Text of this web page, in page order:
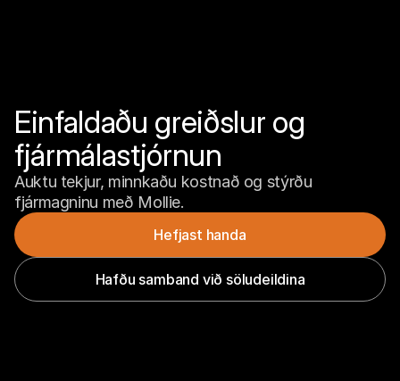
Einfaldaðu greiðslur og
fjármálastjórnun
Auktu tekjur, minnkaðu kostnað og stýrðu
fjármagninu með Mollie.
Hefjast handa
Hafðu samband við söludeildina